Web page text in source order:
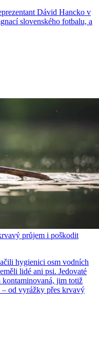
Dávid Hancko v
slovenského fotbalu, a
průjem i poškodit
hygienici osm vodních
lidé ani psi. Jedovaté
kontaminovaná, jim totiž
od vyrážky přes krvavý